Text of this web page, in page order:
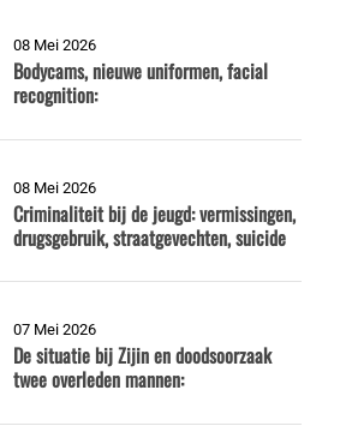
08 Mei 2026
Bodycams, nieuwe uniformen, facial
recognition:
08 Mei 2026
Criminaliteit bij de jeugd: vermissingen,
drugsgebruik, straatgevechten, suicide
07 Mei 2026
De situatie bij Zijin en doodsoorzaak
twee overleden mannen: